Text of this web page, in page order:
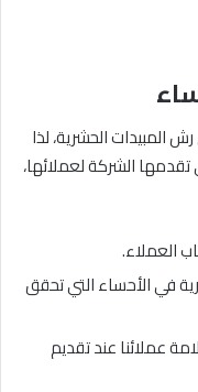
الحشرية، لذا
تقدمها الشركة لعملائها،
العملاء.
في الأحساء التي تحقق
عملائنا عند تقديم